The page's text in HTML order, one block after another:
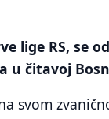
lige RS, se
u čitavoj
svom